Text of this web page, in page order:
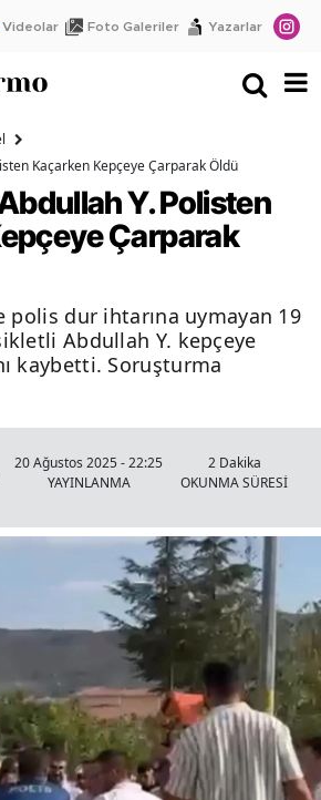
Videolar Foto Galeriler Yazarlar
Kaçarken Kepçeye Çarparak Öldü
Y. Polisten
Çarparak
polis dur ihtarına uymayan 19
Abdullah Y. kepçeye
kaybetti. Soruşturma
20 Ağustos 2025 - 22:25
YAYINLANMA
2 Dakika
OKUNMA SÜRESİ